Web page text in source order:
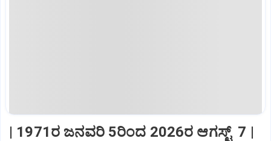
| 1971ರ ಜನವರಿ 5ರಿಂದ 2026ರ ಆಗಸ್ಟ್‌ 7 |